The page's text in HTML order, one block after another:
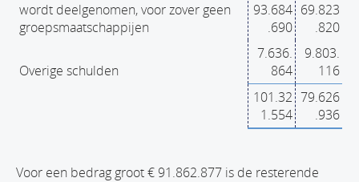
wordt deelgenomen, voor zover geen
groepsmaatschappijen
93.684
.690
69.823
.820
Overige schulden
7.636.
864
9.803.
116
101.32
1.554
79.626
.936
Voor een bedrag groot € 91.862.877 is de resterende